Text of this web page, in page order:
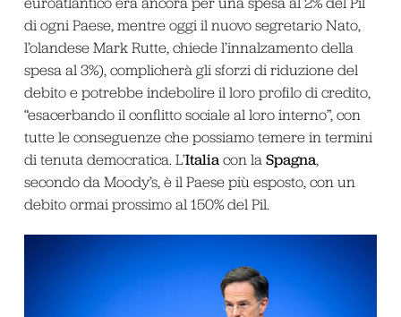
di ogni Paese, mentre oggi il nuovo segretario Nato,
l’olandese Mark Rutte, chiede l’innalzamento della
spesa al 3%), complicherà gli sforzi di riduzione del
debito e potrebbe indebolire il loro profilo di credito,
“esacerbando il conflitto sociale al loro interno”, con
tutte le conseguenze che possiamo temere in termini
di tenuta democratica. L’Italiacon la Spagna,
secondo da Moody’s, è il Paese più esposto, con un
debito ormai prossimo al 150% del Pil.